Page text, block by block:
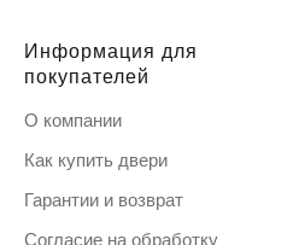
Информация для
покупателей
О компании
Как купить двери
Гарантии и возврат
Согласие на обработку